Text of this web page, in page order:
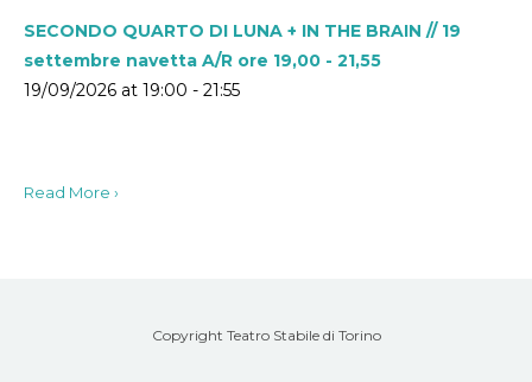
SECONDO QUARTO DI LUNA + IN THE BRAIN // 19
settembre navetta A/R ore 19,00 - 21,55
19/09/2026 at 19:00 - 21:55
Read More ›
Copyright Teatro Stabile di Torino